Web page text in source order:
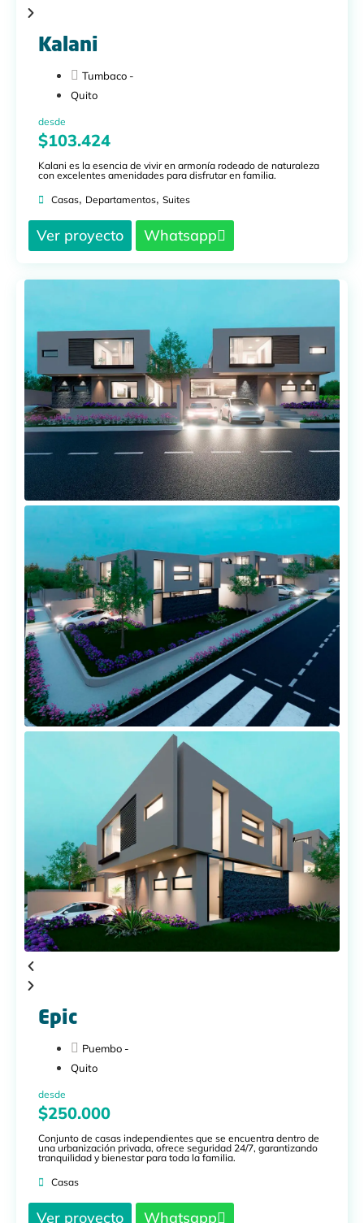
Kalani
Tumbaco -
Quito
desde
$103.424
Kalani es la esencia de vivir en armonía rodeado de naturaleza
con excelentes amenidades para disfrutar en familia.
Casas, Departamentos, Suites
Ver proyecto Whatsapp
Epic
Puembo -
Quito
desde
$250.000
Conjunto de casas independientes que se encuentra dentro de
una urbanización privada, ofrece seguridad 24/7, garantizando
tranquilidad y bienestar para toda la familia.
Casas
Ver proyecto Whatsapp